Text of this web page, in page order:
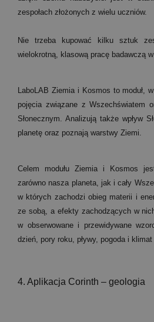
zespołach złożonych z wielu uczniów.
Nie trzeba kupować kilku sztuk
wielokrotną, klasową pracę badawczą
LaboLAB Ziemia i Kosmos to moduł,
pojęcia związane z Wszechświatem
Słonecznym. Analizują także wpływ
planetę oraz poznają warstwy Ziemi.
Celem modułu Ziemia i Kosmos
zarówno nasza planeta, jak i cały
w których zachodzi obieg materii i
ze sobą, a efekty zachodzących w
w obserwowane i przewidywane
dzień, pory roku, pływy, pogoda i klimat
4. Aplikacja Corinth – geologia